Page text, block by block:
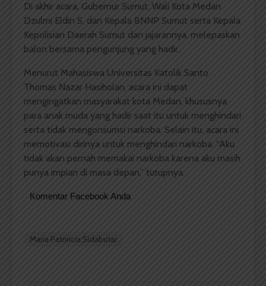
Di akhir acara, Gubernur Sumut, Wali Kota Medan
Dzulmi Eldin S, dan Kepala BNNP Sumut serta Kepala
Kepolisian Daerah Sumut dan jajarannya, melepaskan
balon bersama pengunjung yang hadir.
Menurut Mahasiswa Universitas Katolik Santo
Thomas Nazar Hasiholan, acara ini dapat
mengingatkan masyarakat kota Medan, khususnya
para anak muda yang hadir saat itu untuk menghindari
serta tidak mengonsumsi narkoba. Selain itu, acara ini
memotivasi dirinya untuk menghindari narkoba. “Aku
tidak akan pernah memakai narkoba karena aku masih
punya impian di masa depan,” tutupnya.
Komentar Facebook Anda
Maria Patriricia Sidabutar